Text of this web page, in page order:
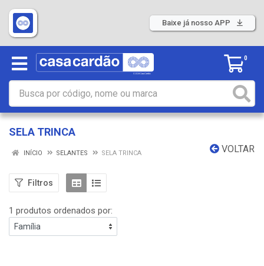
Baixe já nosso APP
0
SELA TRINCA
VOLTAR
INÍCIO SELANTES SELA TRINCA
Filtros
1 produtos ordenados por: